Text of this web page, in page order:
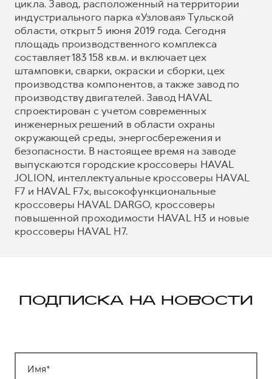
цикла. Завод, расположенный на территории
индустриального парка «Узловая» Тульской
области, открыт 5 июня 2019 года. Сегодня
площадь производственного комплекса
составляет 183 158 кв.м. и включает цех
штамповки, сварки, окраски и сборки, цех
производства компонентов, а также завод по
производству двигателей. Завод HAVAL
спроектирован с учетом современных
инженерных решений в области охраны
окружающей среды, энергосбережения и
безопасности. В настоящее время на заводе
выпускаются городские кроссоверы HAVAL
JOLION, интеллектуальные кроссоверы HAVAL
F7 и HAVAL F7x, высокофункциональные
кроссоверы HAVAL DARGO, кроссоверы
повышенной проходимости HAVAL H3 и новые
кроссоверы HAVAL H7.
ПОДПИСКА НА НОВОСТИ
Имя